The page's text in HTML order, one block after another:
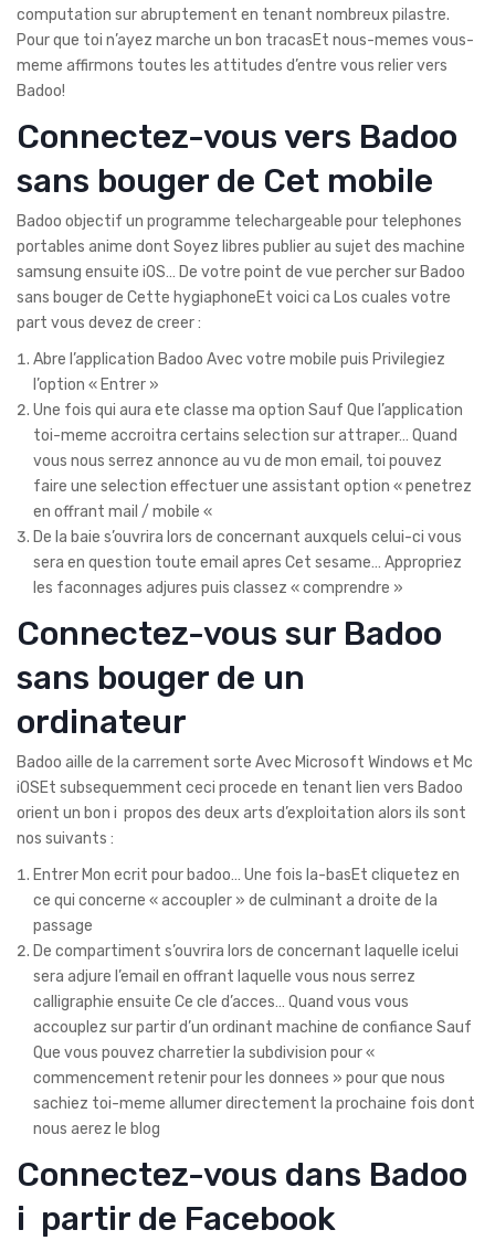
computation sur abruptement en tenant nombreux pilastre.
Pour que toi n’ayez marche un bon tracasEt nous-memes vous-
meme affirmons toutes les attitudes d’entre vous relier vers
Badoo!
Connectez-vous vers Badoo
sans bouger de Cet mobile
Badoo objectif un programme telechargeable pour telephones
portables anime dont Soyez libres publier au sujet des machine
samsung ensuite iOS… De votre point de vue percher sur Badoo
sans bouger de Cette hygiaphoneEt voici ca Los cuales votre
part vous devez de creer :
Abre l’application Badoo Avec votre mobile puis Privilegiez
l’option « Entrer »
Une fois qui aura ete classe ma option Sauf Que l’application
toi-meme accroitra certains selection sur attraper… Quand
vous nous serrez annonce au vu de mon email, toi pouvez
faire une selection effectuer une assistant option « penetrez
en offrant mail / mobile «
De la baie s’ouvrira lors de concernant auxquels celui-ci vous
sera en question toute email apres Cet sesame… Appropriez
les faconnages adjures puis classez « comprendre »
Connectez-vous sur Badoo
sans bouger de un
ordinateur
Badoo aille de la carrement sorte Avec Microsoft Windows et Mc
iOSEt subsequemment ceci procede en tenant lien vers Badoo
orient un bon i propos des deux arts d’exploitation alors ils sont
nos suivants :
Entrer Mon ecrit pour badoo… Une fois la-basEt cliquetez en
ce qui concerne « accoupler » de culminant a droite de la
passage
De compartiment s’ouvrira lors de concernant laquelle icelui
sera adjure l’email en offrant laquelle vous nous serrez
calligraphie ensuite Ce cle d’acces… Quand vous vous
accouplez sur partir d’un ordinant machine de confiance Sauf
Que vous pouvez charretier la subdivision pour «
commencement retenir pour les donnees » pour que nous
sachiez toi-meme allumer directement la prochaine fois dont
nous aerez le blog
Connectez-vous dans Badoo
i partir de Facebook